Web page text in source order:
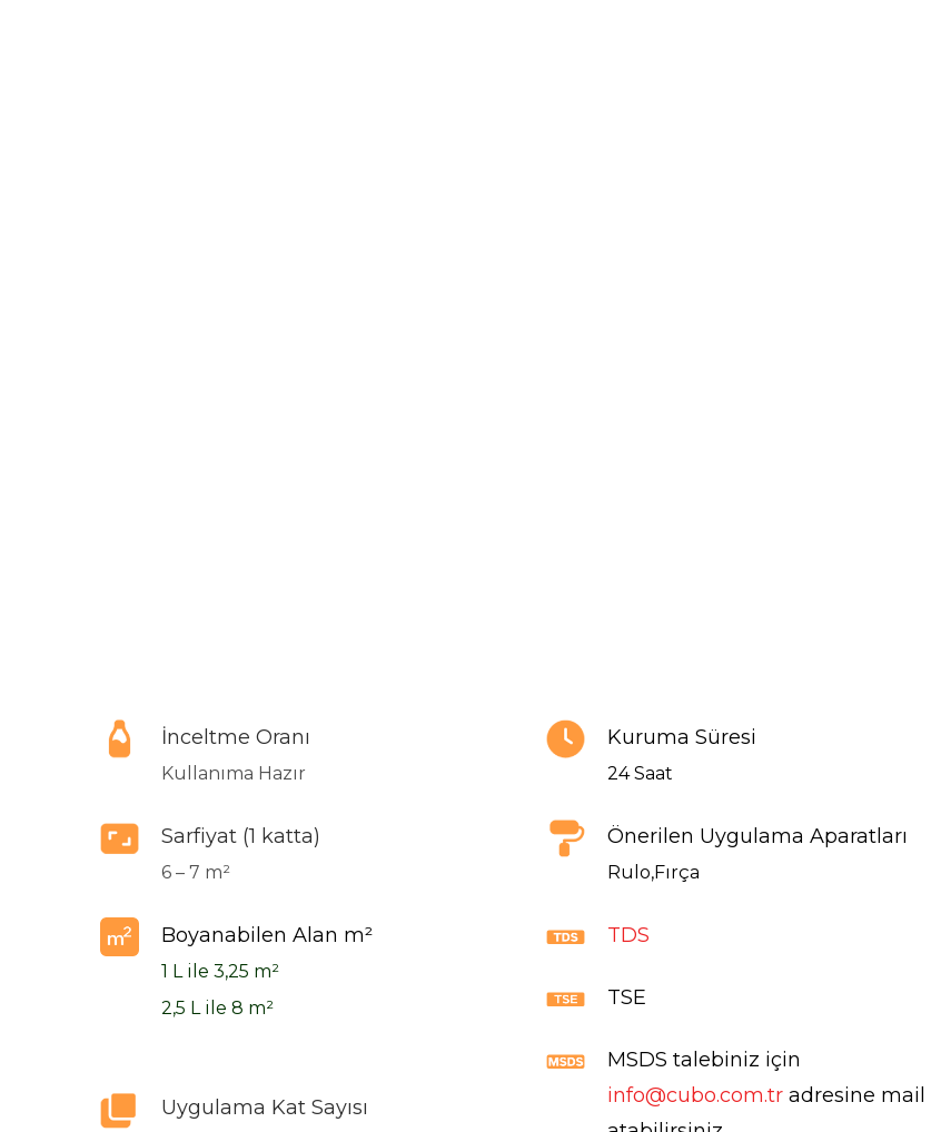
İnceltme Oranı
Kullanıma Hazır
Sarfiyat (1 katta)
6 – 7 m²
Boyanabilen Alan m²
1 L ile 3,25 m²
2,5 L ile 8 m²
Uygulama Kat Sayısı
Kuruma Süresi
24 Saat
Önerilen Uygulama Aparatları
Rulo,Fırça
TDS
TSE
MSDS talebiniz için
info@cubo.com.tr adresine mail